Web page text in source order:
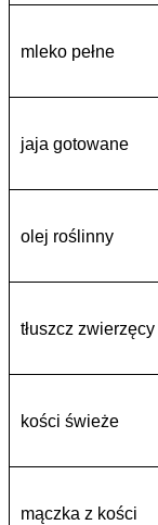
mleko pełne
jaja gotowane
olej roślinny
tłuszcz zwierzęcy
kości świeże
mączka z kości